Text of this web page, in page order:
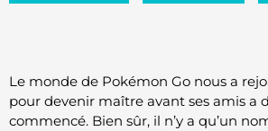
Le monde de Pokémon Go nous a
pour devenir maître avant ses amis a
commencé. Bien sûr, il n’y a qu’un